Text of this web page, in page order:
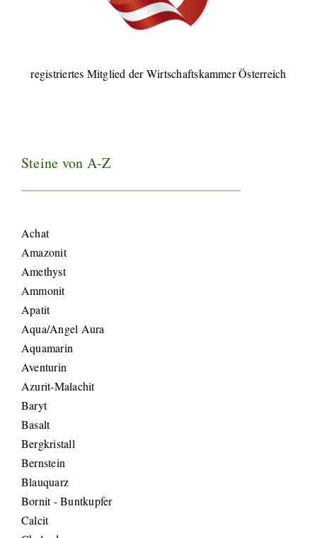
registriertes Mitglied der Wirtschaftskammer Österreich
Steine von A-Z
Achat
Amazonit
Amethyst
Ammonit
Apatit
Aqua/Angel Aura
Aquamarin
Aventurin
Azurit-Malachit
Baryt
Basalt
Bergkristall
Bernstein
Blauquarz
Bornit - Buntkupfer
Calcit